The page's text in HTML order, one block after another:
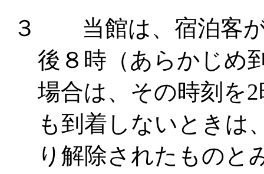
３ 当館は、宿泊客が
後８時（あらかじめ
場合は、その時刻を2
も到着しないときは
り解除されたものと